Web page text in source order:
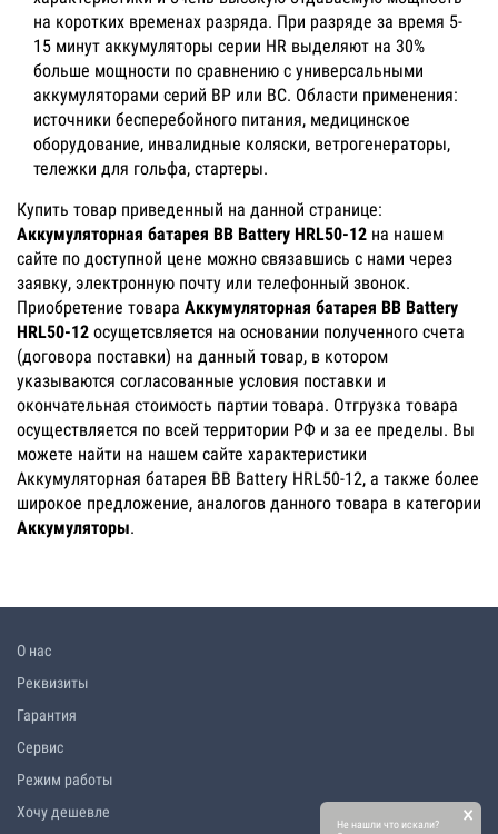
на коротких временах разряда. При разряде за время 5-
15 минут аккумуляторы серии HR выделяют на 30%
больше мощности по сравнению с универсальными
аккумуляторами серий BP или BC. Области применения:
источники бесперебойного питания, медицинское
оборудование, инвалидные коляски, ветрогенераторы,
тележки для гольфа, стартеры.
Купить товар приведенный на данной странице:
Аккумуляторная батарея BB Battery HRL50-12 на нашем
сайте по доступной цене можно связавшись с нами через
заявку, электронную почту или телефонный звонок.
Приобретение товара Аккумуляторная батарея BB Battery
HRL50-12 осущетсвляется на основании полученного счета
(договора поставки) на данный товар, в котором
указываются согласованные условия поставки и
окончательная стоимость партии товара. Отгрузка товара
осуществляется по всей территории РФ и за ее пределы. Вы
можете найти на нашем сайте характеристики
Аккумуляторная батарея BB Battery HRL50-12, а также более
широкое предложение, аналогов данного товара в категории
Аккумуляторы.
О нас
Реквизиты
Гарантия
Сервис
Режим работы
Хочу дешевле
Не нашли что искали?
×